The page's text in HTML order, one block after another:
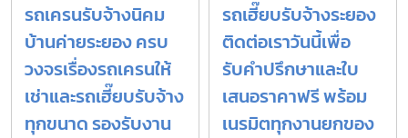
รถเครนรับจ้างนิคม
บ้านค่ายระยอง ครบ
วงจรเรื่องรถเครนให้
เช่าและรถเฮี๊ยบรับจ้าง
ทุกขนาด รองรับงาน
รถเฮี๊ยบรับจ้างระยอง
ติดต่อเราวันนี้เพื่อ
รับคำปรึกษาและใบ
เสนอราคาฟรี พร้อม
เนรมิตทุกงานยกของ